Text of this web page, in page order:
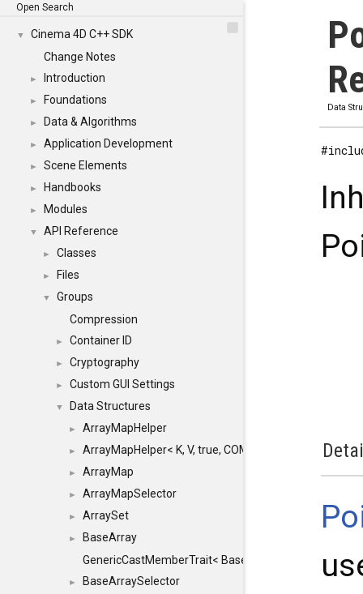
Open Search
▼
Cinema 4D C++ SDK
Change Notes
► Introduction
► Foundations
► Data & Algorithms
► Application Development
► Scene Elements
► Handbooks
► Modules
▼ API Reference
► Classes
► Files
▼
Groups
Compression
► Container ID
► Cryptography
► Custom GUI Settings
▼ Data Structures
► ArrayMapHelper
► ArrayMapHelper< K, V, true, COMPARE, ARRAY >
► ArrayMap
► ArrayMapSelector
► ArraySet
►
BaseArray
GenericCastMemberTrait< BaseArray< TO >,
► BaseArraySelector
Data